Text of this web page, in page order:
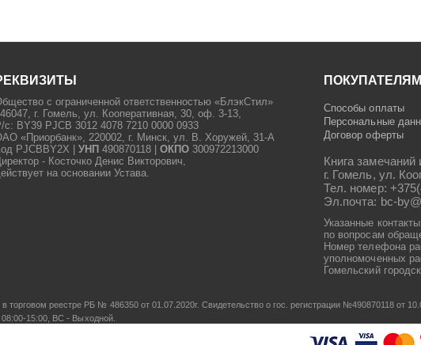
с ограниченной ответственностью «БлэкСтил»
г. Гомель, ул. Кооперативная, 30, оф. 3-13,
с: BY39 PJCB 3012 4078 7210 0000 0933
«Приорбанк», 220002, г. Минск, ул. В. Хоружей, 31-А
PJCBBY2X |УНП 490870118 |ОКПО 300972213000
- Косточко Денис Викторович,
на основании Устава.
ПОКУПАТЕЛЯМ
Способы оплаты
Персональные
Договор оферты
Книга
г. Гомель, ул.
Тел. номер:
Эл.почта: bc-
Указанные
по вопросам
Номер телефона
уполномоченных
Гомельский
в торговом реестре РБ № 486350 от 01.07.2020г. Свидетельство о гос. регистрации №490870118 от
15:00, ВС - Выходной.